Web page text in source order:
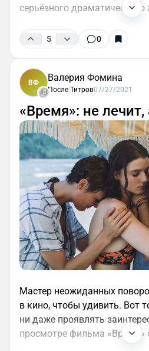
серьёзного драматического
5 0
ВФ Валерия Фомина
После Титров07/27/2021
«Время»: не лечит,
Мастер неожиданных
в кино, чтобы удивить. Вот
ни даже проявлять
просмотре фильма «Время»